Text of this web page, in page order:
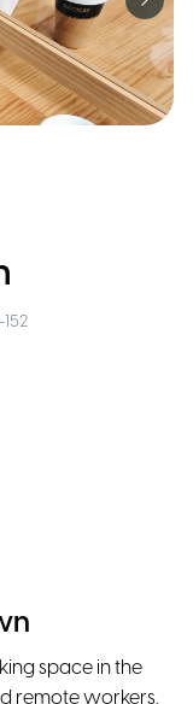
Next
space in the
remote workers.